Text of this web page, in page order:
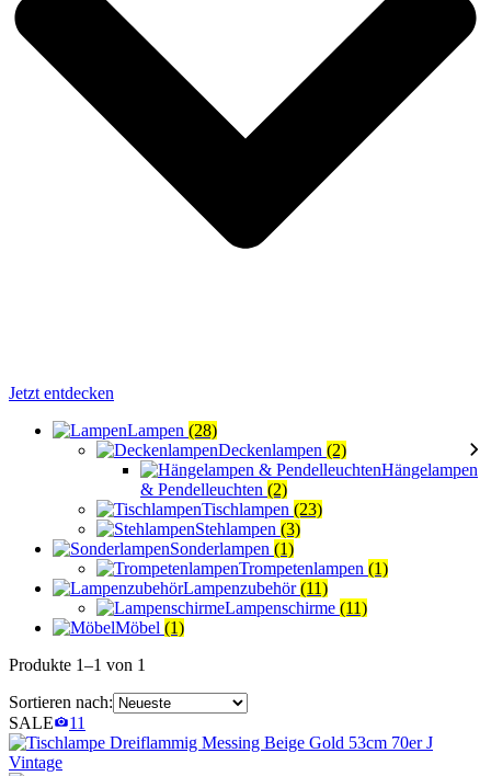
Jetzt entdecken
Lampen (28)
Deckenlampen (2)
Hängelampen
& Pendelleuchten (2)
Tischlampen (23)
Stehlampen (3)
Sonderlampen (1)
Trompetenlampen (1)
Lampenzubehör(11)
Lampenschirme (11)
Möbel (1)
Produkte 1–1 von 1
Sortieren nach:
SALE
11